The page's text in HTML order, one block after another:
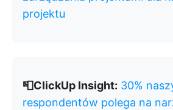
projektu
📮ClickUp Insight: 30%
respondentów polega na